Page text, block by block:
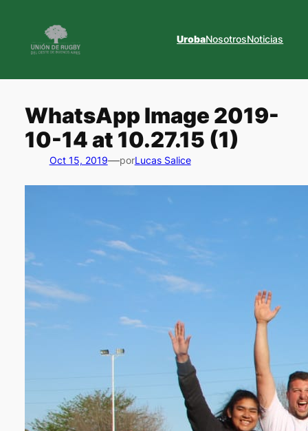
contenido
UrobaNosotrosNoticias
WhatsApp Image 2019-
10-14 at 10.27.15 (1)
Oct 15, 2019—porLucas Salice